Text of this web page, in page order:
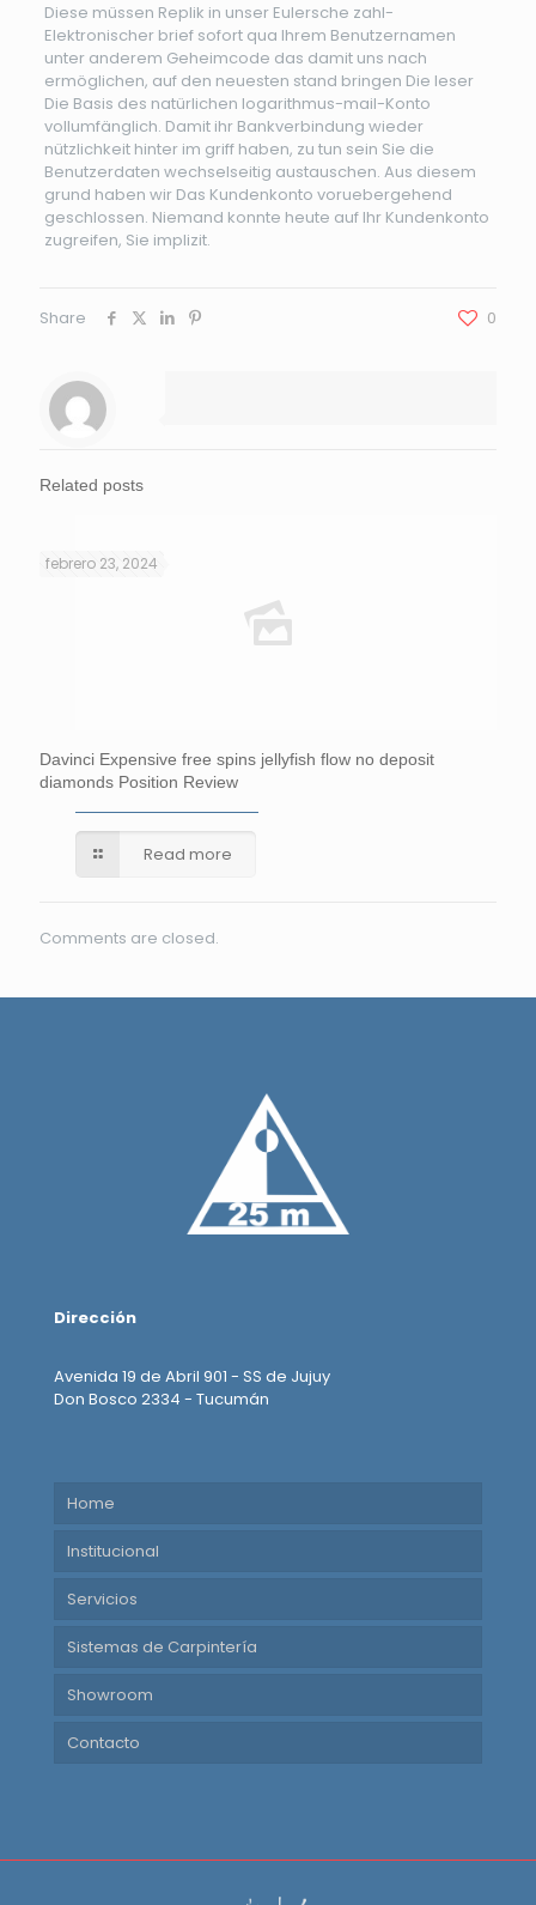
Diese müssen Replik in unser Eulersche zahl-
Elektronischer brief sofort qua Ihrem Benutzernamen
unter anderem Geheimcode das damit uns nach
ermöglichen, auf den neuesten stand bringen Die leser
Die Basis des natürlichen logarithmus-mail-Konto
vollumfänglich. Damit ihr Bankverbindung wieder
nützlichkeit hinter im griff haben, zu tun sein Sie die
Benutzerdaten wechselseitig austauschen. Aus diesem
grund haben wir Das Kundenkonto voruebergehend
geschlossen. Niemand konnte heute auf Ihr Kundenkonto
zugreifen, Sie implizit.
Share 0
Related posts
febrero 23, 2024
Davinci Expensive free spins jellyfish flow no deposit
diamonds Position Review
Read more
Comments are closed.
Dirección
Avenida 19 de Abril 901 - SS de Jujuy
Don Bosco 2334 - Tucumán
Home
Institucional
Servicios
Sistemas de Carpintería
Showroom
Contacto